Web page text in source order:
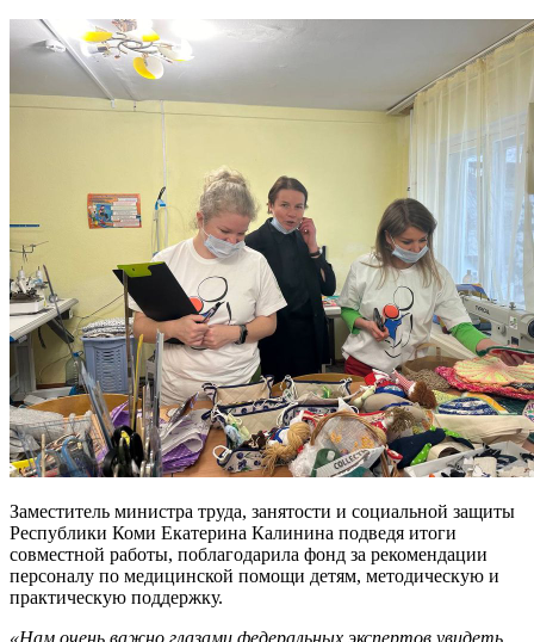
Заместитель министра труда, занятости и социальной защиты
Республики Коми Екатерина Калинина подведя итоги
совместной работы, поблагодарила фонд за рекомендации
персоналу по медицинской помощи детям, методическую и
практическую поддержку.
«Нам очень важно глазами федеральных экспертов увидеть